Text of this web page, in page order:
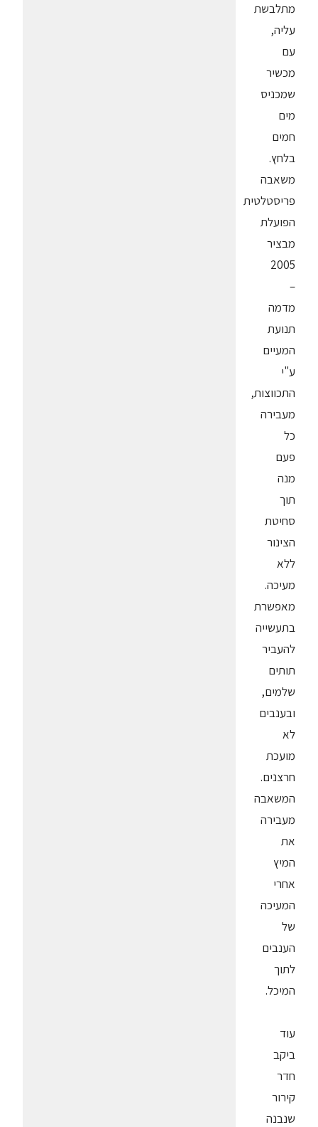
מתלבשת
עליה,
עם
מכשיר
שמכניס
מים
חמים
בלחץ.
משאבה
פריסטלטית
הפועלת
מבציר
2005
–
מדמה
תנועת
המעיים
ע"י
התכווצות,
מעבירה
כל
פעם
מנה
תוך
סחיטת
הצינור
ללא
מעיכה.
מאפשרת
בתעשייה
להעביר
תותים
שלמים,
ובענבים
לא
מועכת
חרצנים.
המשאבה
מעבירה
את
המיץ
אחרי
המעיכה
של
הענבים
לתוך
המיכל.
עוד
ביקב
חדר
קירור
שנבנה